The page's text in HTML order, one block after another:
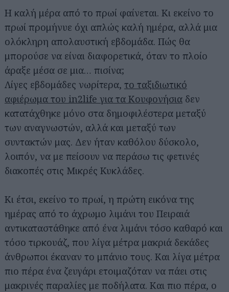
Η καλή μέρα από το πρωί φαίνεται. Κι εκείνο το
πρωί προμήνυε όχι απλώς καλή ημέρα, αλλά μια
ολόκληρη απολαυστική εβδομάδα. Πώς θα
μπορούσε να είναι διαφορετικά, όταν το πλοίο
άραξε μέσα σε μια… πισίνα;
Λίγες εβδομάδες νωρίτερα, το ταξιδιωτικό
αφιέρωμα του in2life για τα Κουφονήσια δεν
κατατάχθηκε μόνο στα δημοφιλέστερα μεταξύ
των αναγνωστών, αλλά και μεταξύ των
συντακτών μας. Δεν ήταν καθόλου δύσκολο,
λοιπόν, να με πείσουν να περάσω τις φετινές
διακοπές στις Μικρές Κυκλάδες.
Κι έτσι, εκείνο το πρωί, η πρώτη εικόνα της
ημέρας από το άχρωμο λιμάνι του Πειραιά
αντικαταστάθηκε από ένα λιμάνι τόσο καθαρό και
τόσο τιρκουάζ, που λίγα μέτρα μακριά δεκάδες
άνθρωποι έκαναν το μπάνιο τους. Και λίγα μέτρα
πιο πέρα ένα ζευγάρι ετοιμαζόταν να πάει στις
μακρινές παραλίες με ποδήλατα. Και πιο πέρα, ο